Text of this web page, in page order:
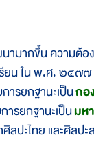
ากขึ้น ความต้อง
ยน ใน พ.ศ. ๒๔๗๗
ารยกฐานะเป็นกอ
ารยกฐานะเป็นมห
ปะไทย และศิลป